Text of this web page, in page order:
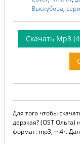
Выскубова,
Скачать Mp3
Для того чтобы
дерзкая? (OST
формат: mp3, m4r.